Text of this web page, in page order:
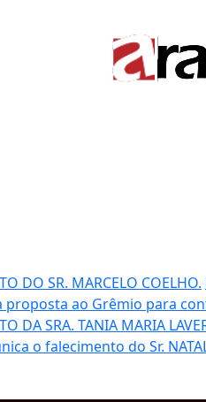
DO SR. MARCELO COELHO.
proposta ao Grêmio para
DA SRA. TANIA MARIA
o falecimento do Sr.